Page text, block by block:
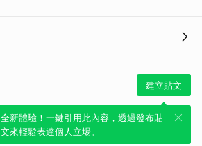
建立貼文
全新體驗！一鍵引用此內容，透過發布貼
文來輕鬆表達個人立場。